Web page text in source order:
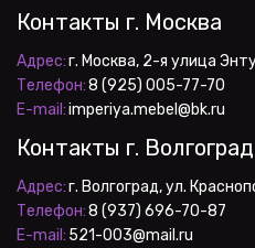
Контакты г. Москва
Адрес:
Телефон:
E-mail: imperiya.mebel@bk.ru
Контакты г. Волгоград
Адрес:
Телефон:
E-mail: 521-003@mail.ru